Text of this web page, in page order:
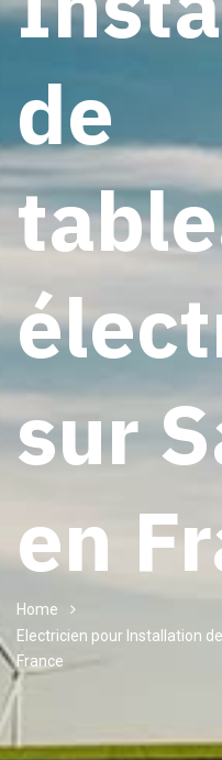
de
sur
en
Home
Electricien pour Installation
France